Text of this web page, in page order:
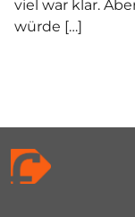
viel war klar.
würde […]
g
e
n